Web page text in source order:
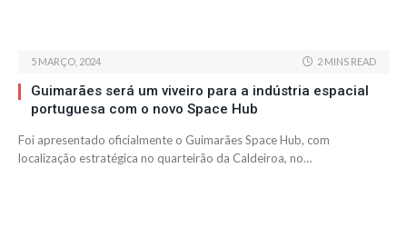
5 MARÇO, 2024 2 MINS READ
Guimarães será um viveiro para a indústria espacial
portuguesa com o novo Space Hub
Foi apresentado oficialmente o Guimarães Space Hub, com
localização estratégica no quarteirão da Caldeiroa, no…